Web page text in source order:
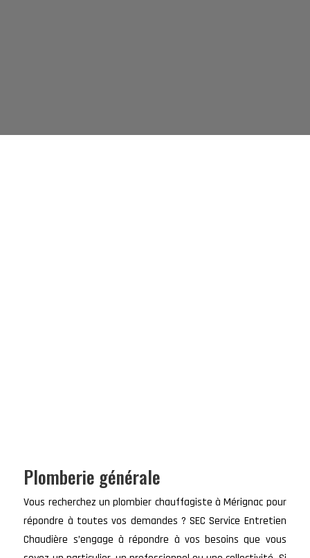
Plomberie générale
Vous recherchez un plombier chauffagiste àMérignac pour
répondre à toutes vos demandes ?SEC Service Entretien
Chaudière s’engage à répondre à vos besoins que vous